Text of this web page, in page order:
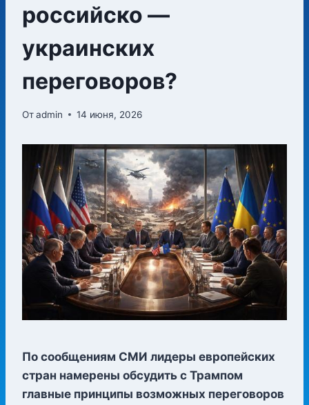
российско —
украинских
переговоров?
Отadmin 14 июня, 2026
По сообщениям СМИ лидеры европейских
стран намерены обсудить с Трампом
главные принципы возможных переговоров